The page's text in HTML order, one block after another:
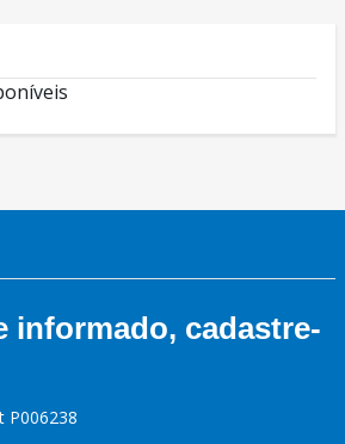
informado, cadastre-
P006238